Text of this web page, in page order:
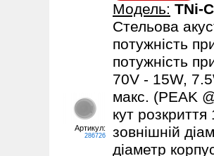
Артикул:
286726
Модель: TNi-
Стельова
потужність
потужність
70V - 15W,
макс. (PEAK
кут
зовнішній
діаметр